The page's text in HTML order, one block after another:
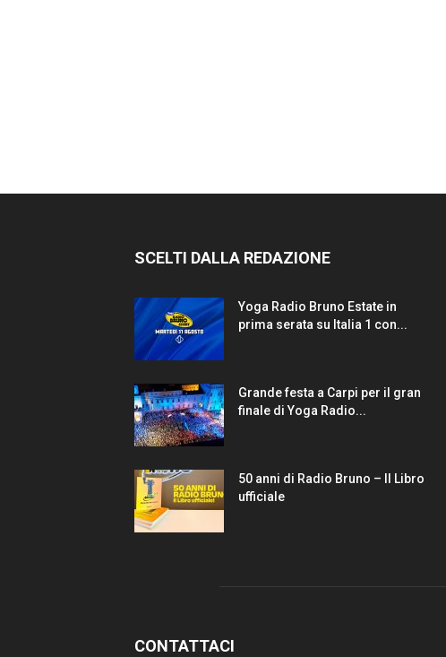
SCELTI DALLA REDAZIONE
Yoga Radio Bruno Estate in
prima serata su Italia 1 con...
Grande festa a Carpi per il gran
finale di Yoga Radio...
50 anni di Radio Bruno – Il Libro
ufficiale
CONTATTACI